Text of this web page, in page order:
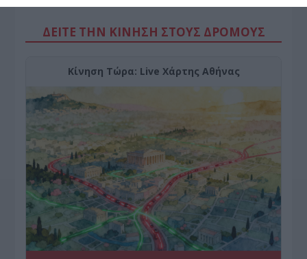
ΔΕΙΤΕ ΤΗΝ ΚΙΝΗΣΗ ΣΤΟΥΣ ΔΡΌΜΟΥΣ
Κίνηση Τώρα: Live Χάρτης Αθήνας